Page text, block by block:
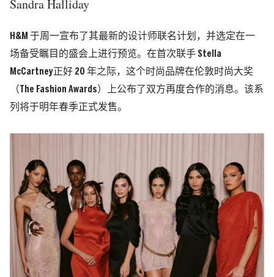
Sandra Halliday
H&M 于周一宣布了其最新的设计师联名计划，并选定在一
场备受瞩目的盛会上进行预览。在首次联手 Stella
McCartney正好 20 年之际，这个时尚品牌在伦敦时尚大奖
（The Fashion Awards）上公布了双方再度合作的消息。该系
列将于明年春季正式发售。